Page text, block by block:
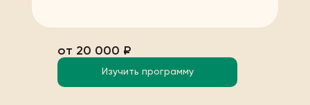
от 20 000 ₽
Изучить программу